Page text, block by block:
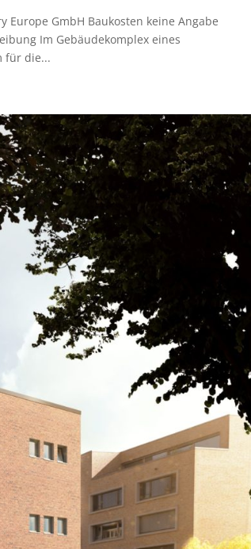
GmbH Baukosten keine Angabe
Im Gebäudekomplex eines
für die...